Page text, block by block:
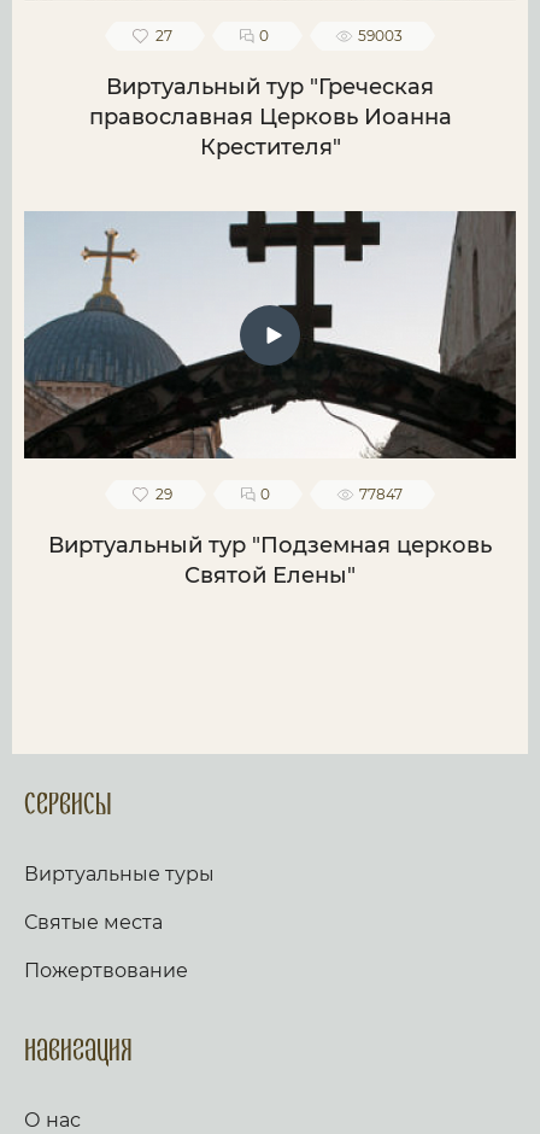
27 0 59003
Виртуальный тур "Греческая
православная Церковь Иоанна
Крестителя"
29 0 77847
Виртуальный тур "Подземная церковь
Святой Елены"
Сервисы
Виртуальные туры
Святые места
Пожертвование
Навигация
О нас